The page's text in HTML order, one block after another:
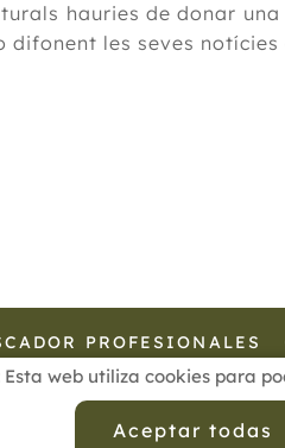
hauries de donar
les seves notícies
Esta web utiliza cookies para
Aceptar todas
PROFESIONALES
Aviso Legal Política de